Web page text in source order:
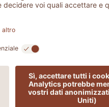
Per un effetto